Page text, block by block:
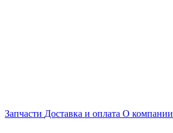
Запчасти Доставка и оплата О компании